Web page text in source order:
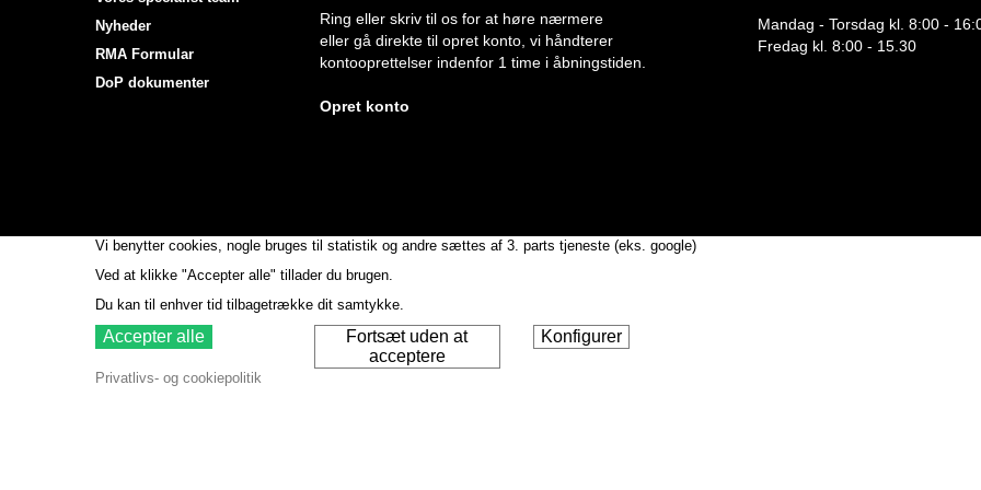
Nyheder
RMA Formular
DoP dokumenter
Ring eller skriv til os for at høre nærmere
eller gå direkte til opret konto, vi håndterer
kontooprettelser indenfor 1 time i åbningstiden.
Opret konto
Mandag - Torsdag kl. 8:00 -
Fredag kl. 8:00 - 15.30
Vi benytter cookies, nogle bruges til statistik og andre sættes af 3. parts tjeneste (eks. google)
Ved at klikke "Accepter alle" tillader du brugen.
Du kan til enhver tid tilbagetrække dit samtykke.
Accepter alle
Fortsæt uden at
acceptere
Konfigurer
Privatlivs- og cookiepolitik